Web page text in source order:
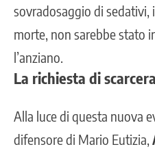
sovradosaggio di sedativi,
morte, non sarebbe stato
l’anziano.
La richiesta di
Alla luce di questa nuova
difensore di Mario Eutizia,